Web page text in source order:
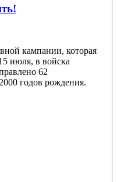
кампании, которая
июля, в войска
62
годов рождения.